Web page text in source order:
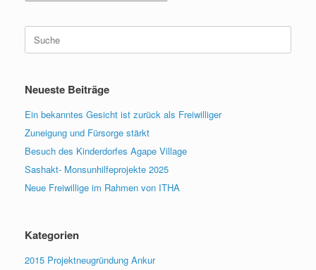
Suche
nach:
Neueste Beiträge
Ein bekanntes Gesicht ist zurück als Freiwilliger
Zuneigung und Fürsorge stärkt
Besuch des Kinderdorfes Agape Village
Sashakt- Monsunhilfeprojekte 2025
Neue Freiwillige im Rahmen von ITHA
Kategorien
2015 Projektneugründung Ankur